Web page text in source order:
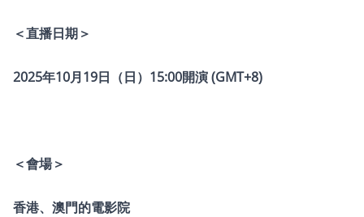
＜直播日期＞
2025年10月19日（日）15:00開演 (GMT+8)
＜會場＞
香港、澳門的電影院